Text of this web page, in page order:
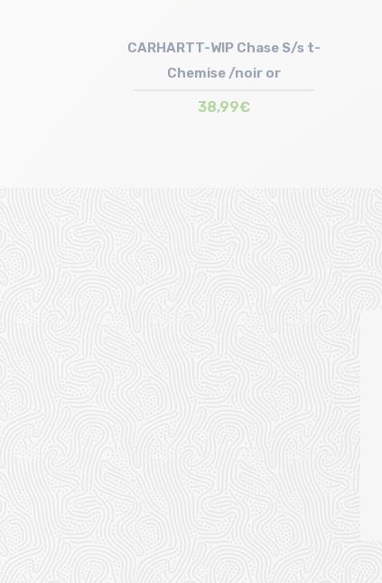
CARHARTT-WIP Chase S/s t-
Chemise /noir or
38,99€